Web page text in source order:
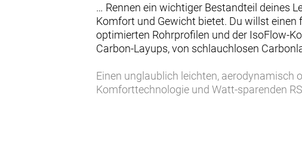
… Rennen ein wichtiger Bestandteil deines
Komfort und Gewicht bietet. Du willst
optimierten Rohrprofilen und der IsoFlow-
Carbon-Layups, von schlauchlosen
Einen unglaublich leichten, aerodynamisch
Komforttechnologie und Watt-sparenden
Bontrager Aeolus Pro 51 Carbonlaufrädern